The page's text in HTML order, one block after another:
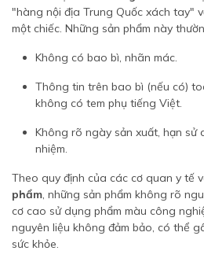
"hàng nội địa Trung Quốc xách tay"
một chiếc. Những sản phẩm này
Không có bao bì, nhãn mác.
Thông tin trên bao bì (nếu có)
không có tem phụ tiếng Việt.
Không rõ ngày sản xuất, hạn sử
nhiệm.
Theo quy định của các cơ quan y tế
phẩm, những sản phẩm không rõ
cơ cao sử dụng phẩm màu công
nguyên liệu không đảm bảo, có thể
sức khỏe.